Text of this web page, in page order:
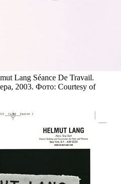
Lang Séance De Travail.
2003. Фото: Courtesy of